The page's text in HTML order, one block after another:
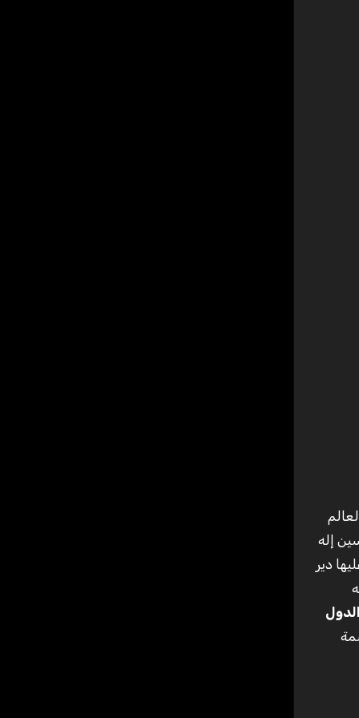
إله
61 ألف كلم مربع. يقع عليها دير
الدول
سيناء يقدر ب 575 ألف نسمة